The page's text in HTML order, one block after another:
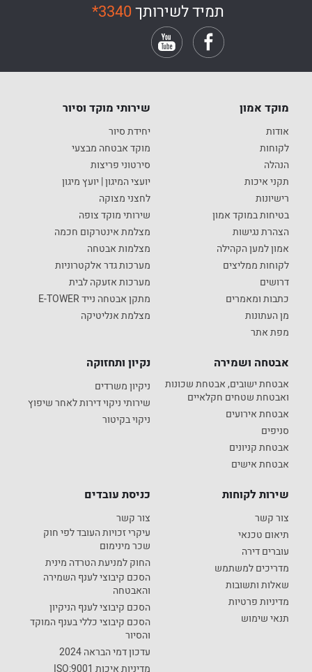
תמיד לשירותך*3340
מוקד אמון
אודות
לקוחות
הנהלה
תקני איכות
רישיונות
בטיחות במוקד אמון
הצהרת נגישות
אמון למען הקהילה
לקוחות ממליצים
דרושים
כתבות ומאמרים
מן העתונות
מפת אתר
שירותי מוקד וסיור
יחידת סיור
מוקד אבטחה מבצעי
סירטוני פריצות
יועצי המיגון | יועץ מיגון
לחצני מצוקה
שירותי מוקד צופה
מצלמת אינטרקום חכמה
מצלמות אבטחה
מערכות גדר אלקטרוניות
מערכות אזעקה לבית
מתקן אבטחה נייד E-TOWER
מצלמת אנליטיקה
אבטחה ושמירה
אבטחת ישובים, אבטחת שכונות
ואבטחת שטחים חקלאיים
אבטחת אירועים
סניפים
אבטחת קניונים
אבטחת אישים
נקיון ותחזוקה
ניקיון משרדים
שירותי ניקוי דירות לאחר שיפוץ
ניקוי בקיטור
שירות לקוחות
צור קשר
תיאום טכנאי
עוברים דירה
מדריכים למשתמש
שאלות ותשובות
מדיניות פרטיות
תנאי שימוש
כניסת עובדים
צור קשר
עיקרי זכויות העובד לפי חוק
שכר מינימום
החוק למניעת הטרדה מינית
הסכם קיבוצי לענף השמירה
והאבטחה
הסכם קיבוצי לענף הניקיון
הסכם קיבוצי כללי בענף המוקד
והסיור
עדכון דמי הבראה 2024